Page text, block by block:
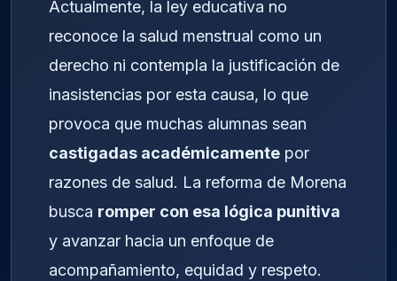
Actualmente, la ley educativa no
reconoce la salud menstrual como un
derecho ni contempla la justificación de
inasistencias por esta causa, lo que
provoca que muchas alumnas sean
castigadas académicamente por
razones de salud. La reforma de Morena
busca romper con esa lógica punitiva
y avanzar hacia un enfoque de
acompañamiento, equidad y respeto.